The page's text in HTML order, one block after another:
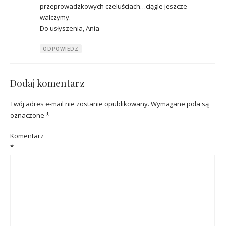
przeprowadzkowych czeluściach…ciągle jeszcze
walczymy.
Do usłyszenia, Ania
ODPOWIEDZ
Dodaj komentarz
Twój adres e-mail nie zostanie opublikowany. Wymagane pola są
oznaczone *
Komentarz
*